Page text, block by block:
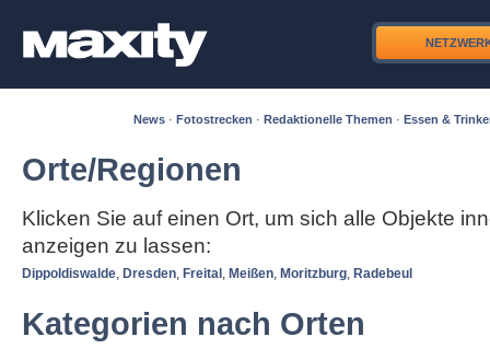
News · Fotostrecken · Redaktionelle Themen · Essen &
Orte/Regionen
Klicken Sie auf einen Ort, um sich alle Objekte
anzeigen zu lassen:
Dippoldiswalde, Dresden, Freital , Meißen, Moritzburg, Radebeul
Kategorien nach Orten